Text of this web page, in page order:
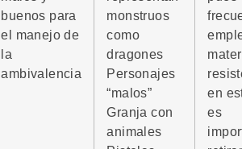
buenos para
el manejo de
la
ambivalencia
monstruos
como
dragones
Personajes
“malos”
Granja con
animales
en
es